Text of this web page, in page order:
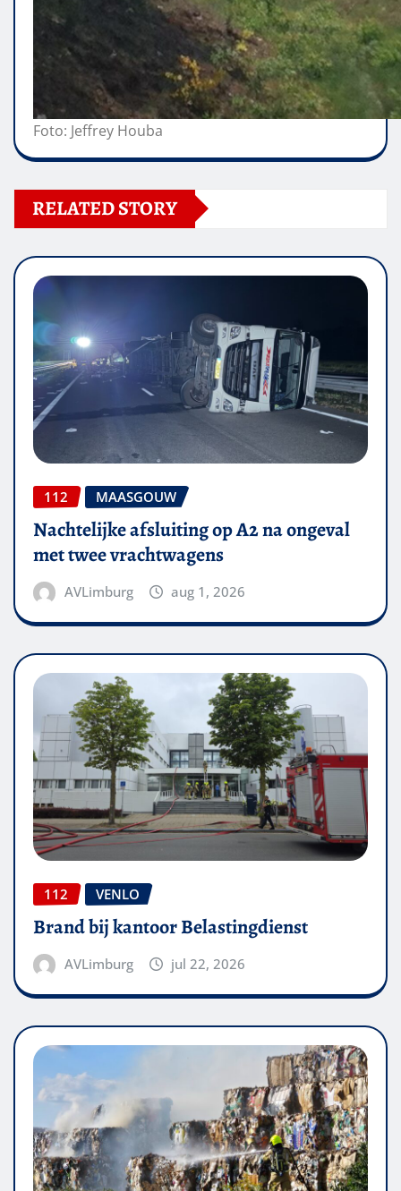
Foto: Jeffrey Houba
RELATED STORY
112 MAASGOUW
Nachtelijke afsluiting op A2 na ongeval
met twee vrachtwagens
AVLimburg aug 1, 2026
112 VENLO
Brand bij kantoor Belastingdienst
AVLimburg jul 22, 2026